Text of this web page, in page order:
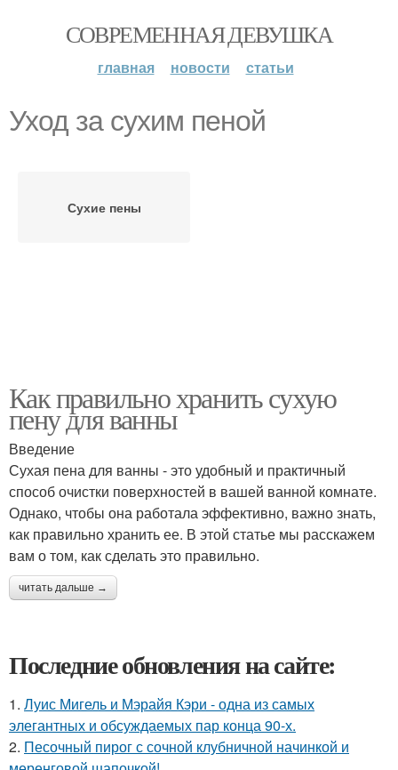
СОВРЕМЕННАЯ ДЕВУШКА
главная новости статьи
Уход за сухим пеной
Сухие пены
Как правильно хранить сухую
пену для ванны
Введение
Сухая пена для ванны - это удобный и практичный
способ очистки поверхностей в вашей ванной комнате.
Однако, чтобы она работала эффективно, важно знать,
как правильно хранить ее. В этой статье мы расскажем
вам о том, как сделать это правильно.
читать дальше →
Последние обновления на сайте:
1. Луис Мигель и Мэрайя Кэри - одна из самых
элегантных и обсуждаемых пар конца 90-х.
2. Песочный пирог с сочной клубничной начинкой и